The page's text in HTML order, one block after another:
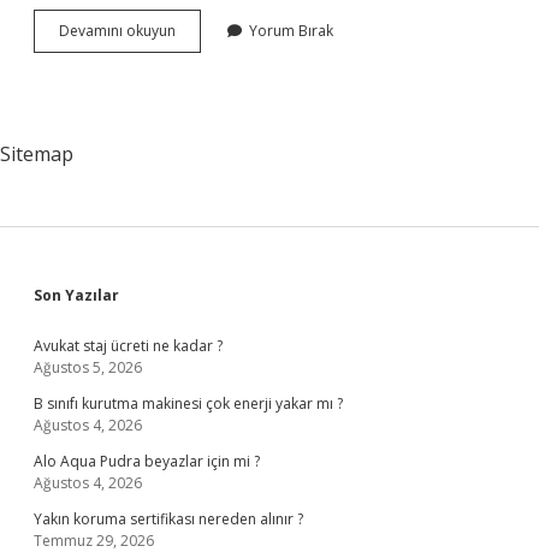
Devamını okuyun
Numarası
Yorum Bırak
Sitemap
Sidebar
Son Yazılar
Avukat staj ücreti ne kadar ?
Ağustos 5, 2026
B sınıfı kurutma makinesi çok enerji yakar mı ?
Ağustos 4, 2026
Alo Aqua Pudra beyazlar için mi ?
Ağustos 4, 2026
Yakın koruma sertifikası nereden alınır ?
Temmuz 29, 2026